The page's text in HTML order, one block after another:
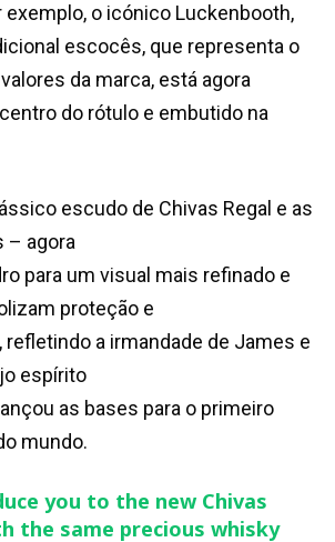
exemplo, o icónico Luckenbooth,
escocês, que representa o
da marca, está agora
do rótulo e embutido na
escudo de Chivas Regal e as
– agora
para um visual mais refinado e
proteção e
refletindo a irmandade de James e
espírito
as bases para o primeiro
mundo.
you to the new Chivas
the same precious whisky